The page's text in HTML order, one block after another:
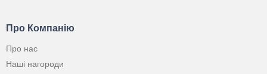
Про Компанію
Про нас
Наші нагороди